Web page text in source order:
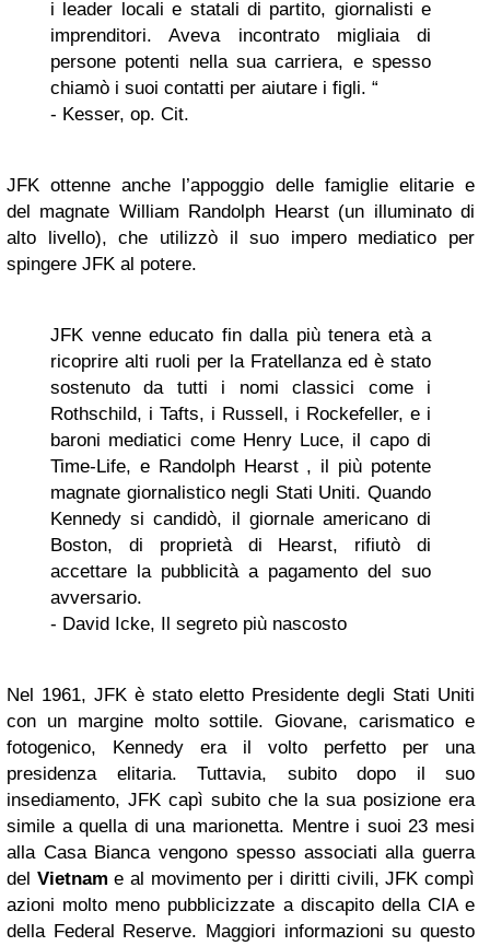
i leader locali e statali di partito, giornalisti e
imprenditori. Aveva incontrato migliaia di
persone potenti nella sua carriera, e spesso
chiamò i suoi contatti per aiutare i figli. “
- Kesser, op. Cit.
JFK ottenne anche l’appoggio delle famiglie elitarie e
del magnate William Randolph Hearst (un illuminato di
alto livello), che utilizzò il suo impero mediatico per
spingere JFK al potere.
JFK venne educato fin dalla più tenera età a
ricoprire alti ruoli per la Fratellanza ed è stato
sostenuto da tutti i nomi classici come i
Rothschild, i Tafts, i Russell, i Rockefeller, e i
baroni mediatici come Henry Luce, il capo di
Time-Life, e Randolph Hearst , il più potente
magnate giornalistico negli Stati Uniti. Quando
Kennedy si candidò, il giornale americano di
Boston, di proprietà di Hearst, rifiutò di
accettare la pubblicità a pagamento del suo
avversario.
- David Icke, Il segreto più nascosto
Nel 1961, JFK è stato eletto Presidente degli Stati Uniti
con un margine molto sottile. Giovane, carismatico e
fotogenico, Kennedy era il volto perfetto per una
presidenza elitaria. Tuttavia, subito dopo il suo
insediamento, JFK capì subito che la sua posizione era
simile a quella di una marionetta. Mentre i suoi 23 mesi
alla Casa Bianca vengono spesso associati alla guerra
del Vietnam e al movimento per i diritti civili, JFK compì
azioni molto meno pubblicizzate a discapito della CIA e
della Federal Reserve. Maggiori informazioni su questo